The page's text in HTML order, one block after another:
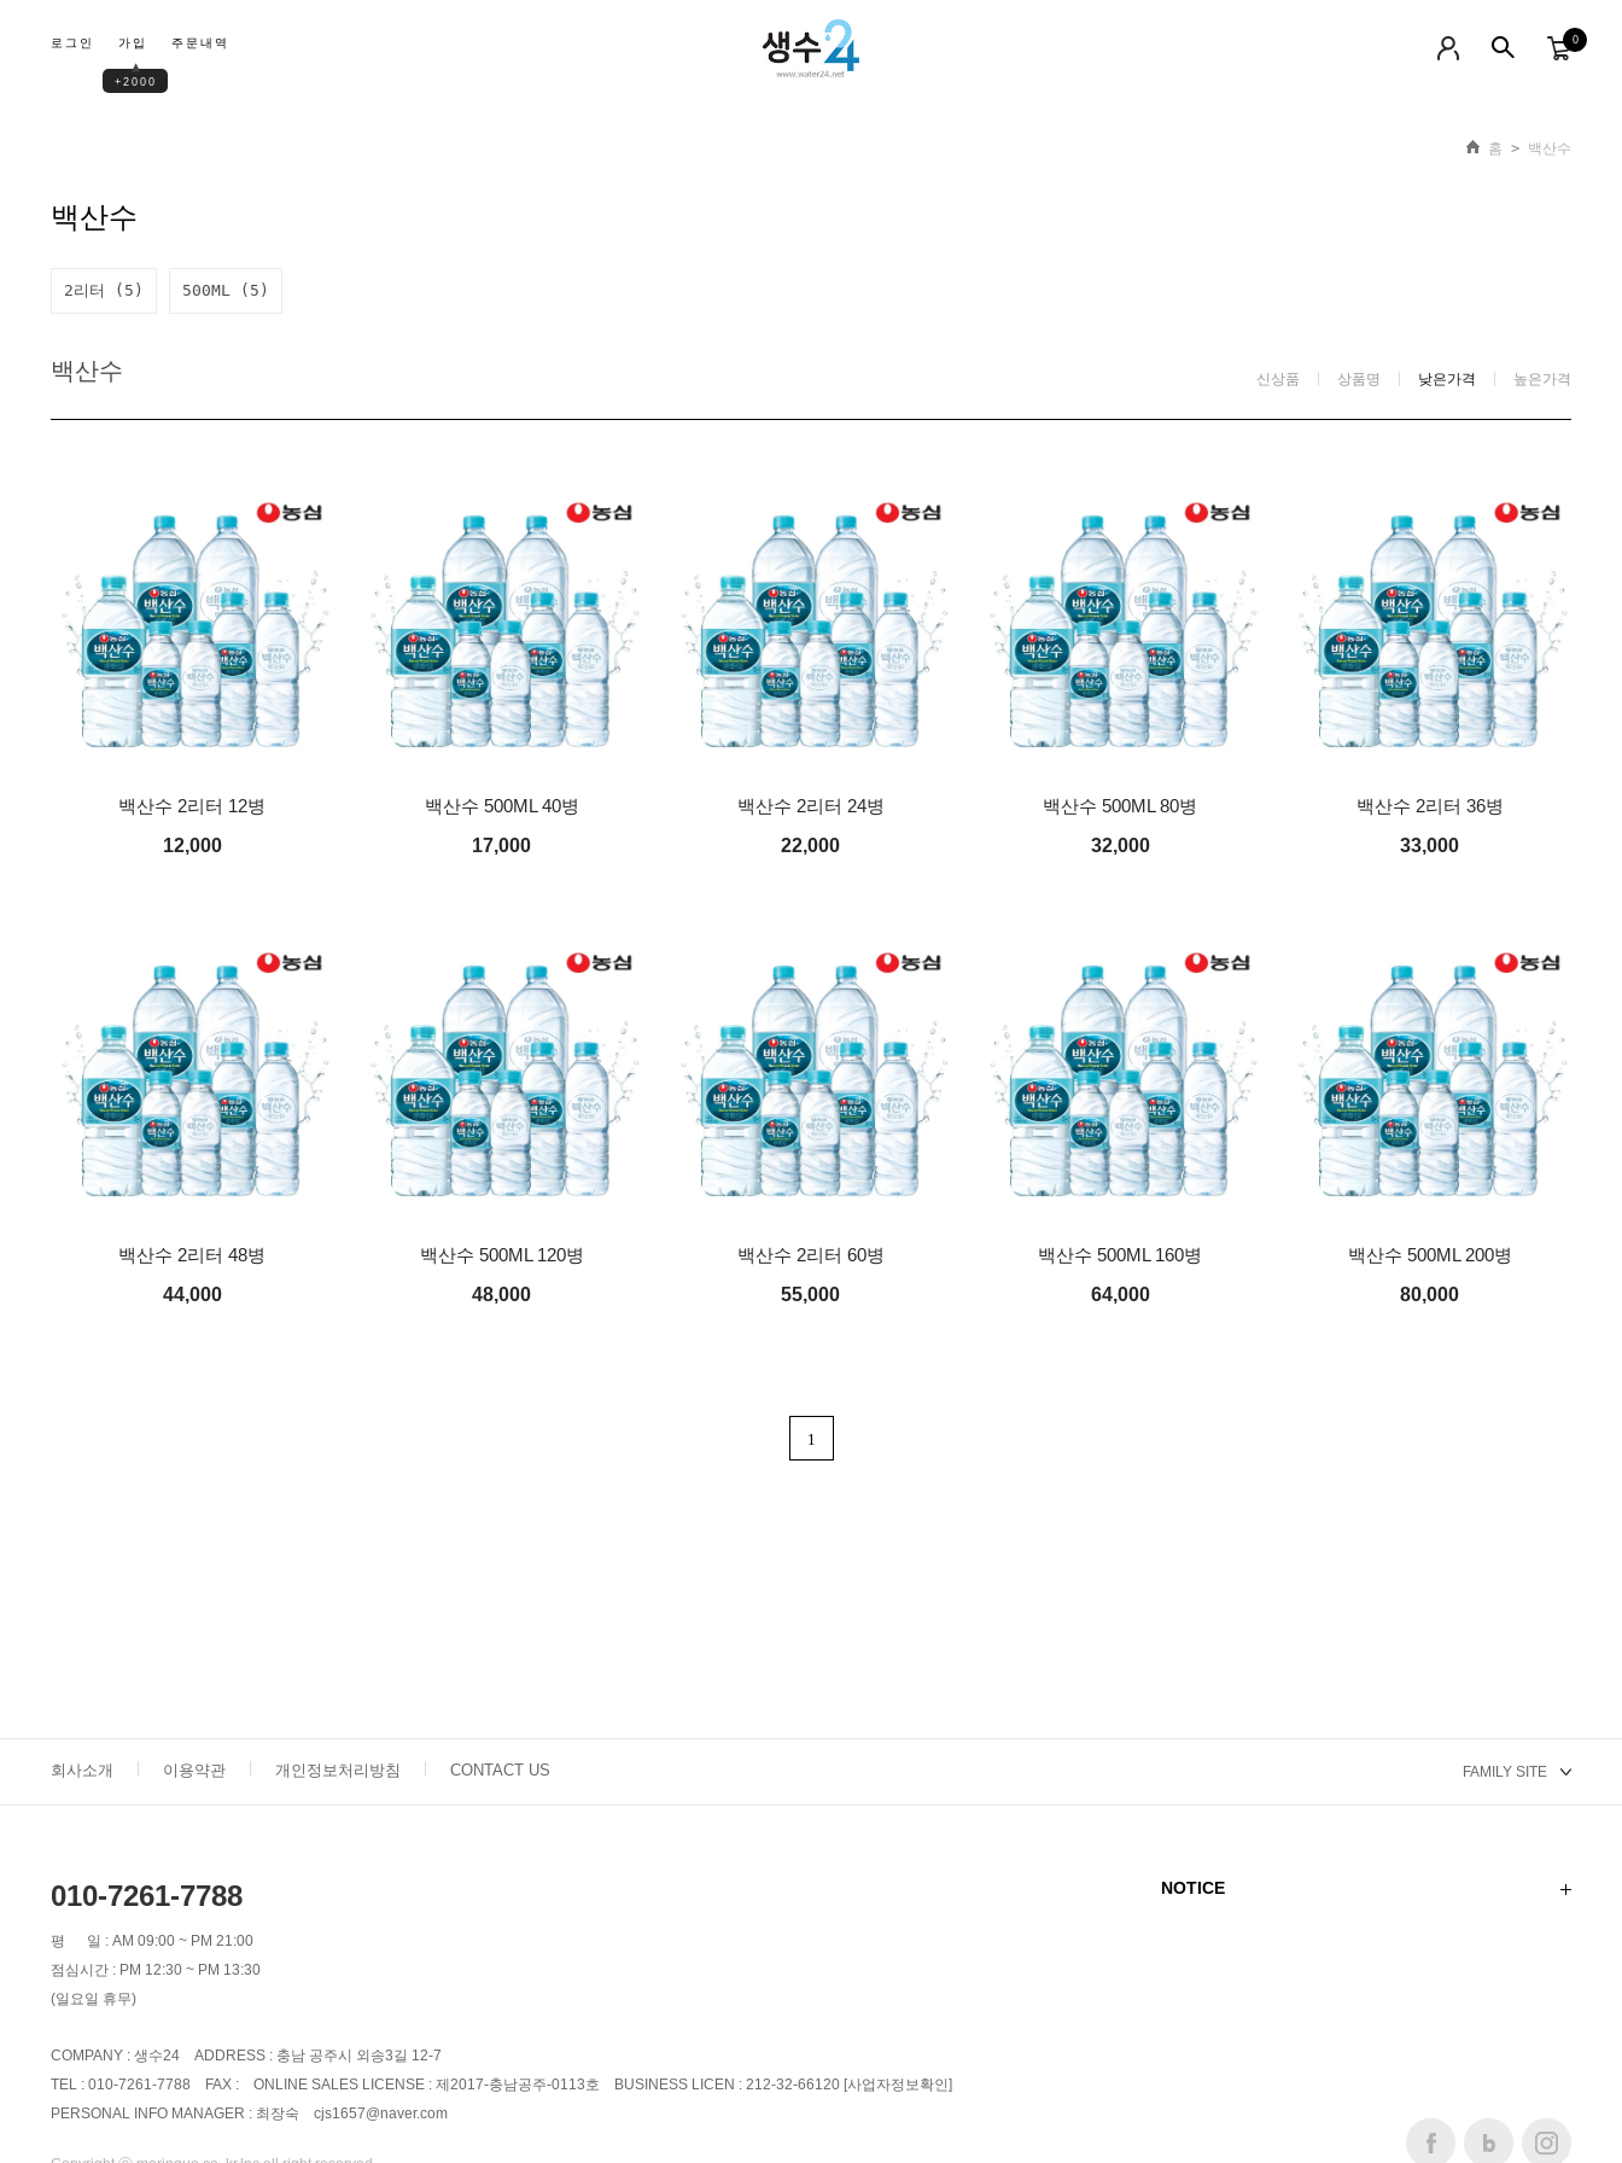
로그인 가입
▲
+2000
주문내역 0
홈 > 백산수
백산수
2리터 (5) 500ML (5)
백산수 신상품 상품명 낮은가격 높은가격
백산수 2리터 12병
12,000
백산수 500ML 40병
17,000
백산수 2리터 24병
22,000
백산수 500ML 80병
32,000
백산수 2리터 36병
33,000
백산수 2리터 48병
44,000
백산수 500ML 120병
48,000
백산수 2리터 60병
55,000
백산수 500ML 160병
64,000
백산수 500ML 200병
80,000
1
회사소개 이용약관 개인정보처리방침 CONTACT US
010-7261-7788
평 일 : AM 09:00 ~ PM 21:00
점심시간 : PM 12:30 ~ PM 13:30
(일요일 휴무)
COMPANY : 생수24 ADDRESS : 충남 공주시 외송3길 12-7
TEL : 010-7261-7788 FAX : ONLINE SALES LICENSE : 제2017-충남공주-0113호 BUSINESS LICEN : 212-32-66120 [사업자정보확인]
PERSONAL INFO MANAGER : 최장숙 cjs1657@naver.com
NOTICE